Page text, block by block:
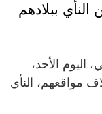
النأي ببلادهم
اليوم الأحد،
مواقعهم، النأي